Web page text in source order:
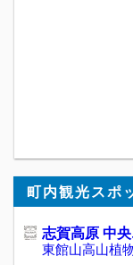
町内観光スポ
志賀高原 中
東館山高山植